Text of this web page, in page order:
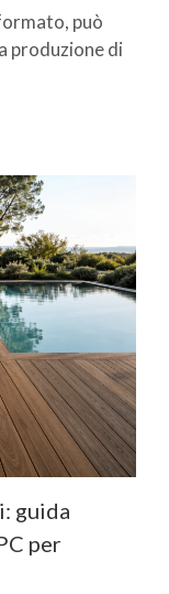
può
produzione di
guida
per